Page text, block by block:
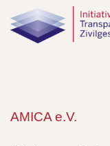
AMICA e.V.